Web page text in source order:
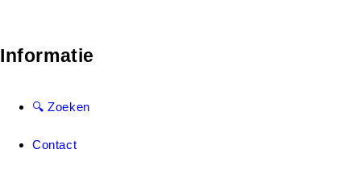
Informatie
🔍 Zoeken
Contact